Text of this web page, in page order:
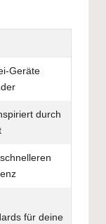
Geräte
durch
für deine